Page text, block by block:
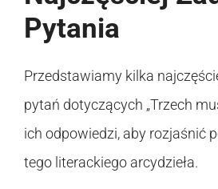
Pytania
Przedstawiamy kilka
pytań dotyczących „Trzech
ich odpowiedzi, aby rozjaśnić
tego literackiego arcydzieła.